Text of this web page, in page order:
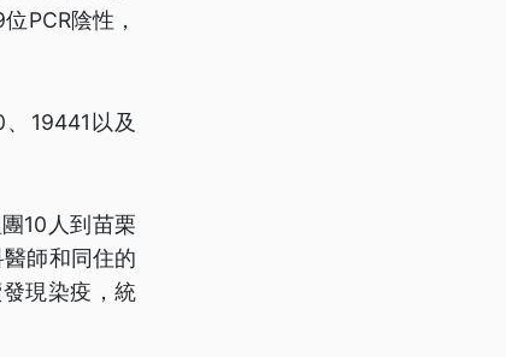
PCR陰性，
19441以及
10人到苗栗
師和同住的
現染疫，統